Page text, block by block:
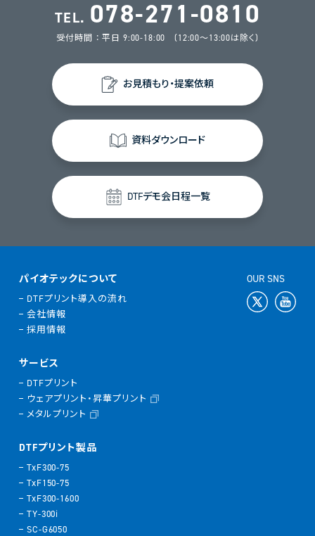
TEL. 078-271-0810
受付時間 ： 平日 9:00-18:00 (12:00～13:00は除く)
お見積もり・提案依頼
資料ダウンロード
DTFデモ会日程一覧
パイオテックについて
DTFプリント導入の流れ
会社情報
採用情報
サービス
DTFプリント
ウェアプリント・昇華プリント
メタルプリント
DTFプリント製品
TxF300-75
TxF150-75
TxF300-1600
TY-300i
SC-G6050
OUR SNS